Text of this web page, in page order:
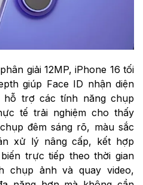
giải 12MP, iPhone 16 tối
giúp Face ID nhận diện
hỗ trợ các tính năng chụp
tế trải nghiệm cho thấy
đêm sáng rõ, màu sắc
xử lý nâng cấp, kết hợp
trực tiếp theo thời gian
chụp ảnh và quay video,